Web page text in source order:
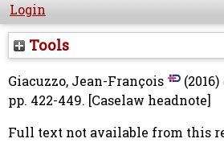
Login
Tools
Giacuzzo, Jean-François (2016)
pp. 422-449. [Caselaw headnote]
Full text not available from this